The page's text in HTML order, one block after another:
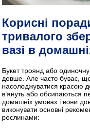
Корисні
тривалого
вазі в
Букет троянд або одиночну
довше. Але часто буває,
насолоджуватися красою
в’януть або обсипаються
домашніх умовах і вони
виконувати основні
рослинами: